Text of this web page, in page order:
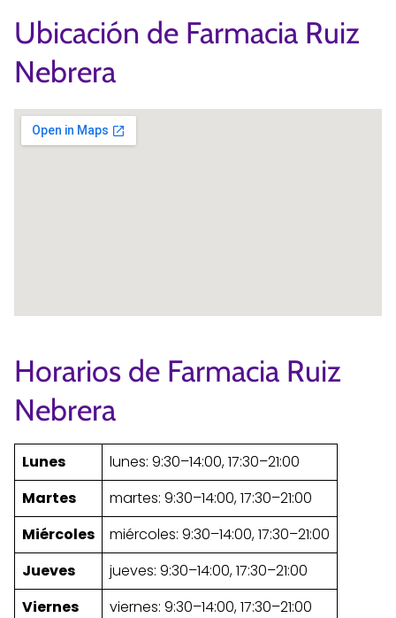
Ubicación de Farmacia Ruiz
Nebrera
Horarios de Farmacia Ruiz
Nebrera
Lunes
lunes: 9:30–14:00, 17:30–21:00
Martes
martes: 9:30–14:00, 17:30–21:00
Miércoles
miércoles: 9:30–14:00, 17:30–21:00
Jueves
jueves: 9:30–14:00, 17:30–21:00
Viernes
viernes: 9:30–14:00, 17:30–21:00